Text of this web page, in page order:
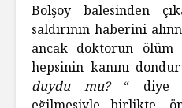
Bolşoy balesinden
saldırının haberini
ancak doktorun ölüm
hepsinin kanını
duydu mu?“ diye